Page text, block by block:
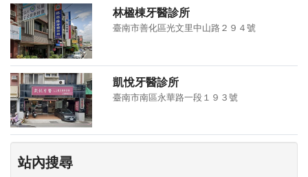
林楹棟牙醫診所
臺南市善化區光文里中山路２９４號
凱悅牙醫診所
臺南市南區永華路一段１９３號
站內搜尋